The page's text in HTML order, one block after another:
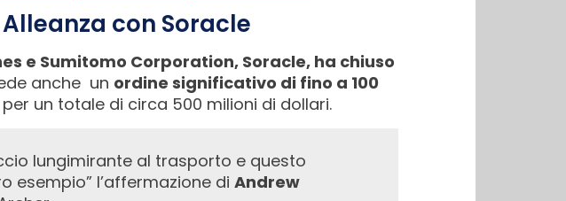
con Soracle
e Sumitomo Corporation, Soracle, ha chiuso
anche un ordine significativo di fino a 100
un totale di circa 500 milioni di dollari.
esempio” l’affermazione di Andrew